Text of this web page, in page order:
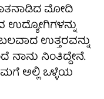
ಮೋದಿ
ಉತ್ತರವನ್ನು
ನಾನು ನಿಂತಿದ್ದೇನೆ.
ಅಲ್ಲಿ ಒಳ್ಳೆಯ